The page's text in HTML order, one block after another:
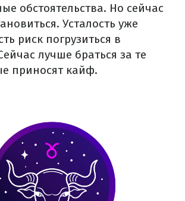
обстоятельства. Но сейчас
Усталость уже
риск погрузиться в
лучше браться за те
приносят кайф.